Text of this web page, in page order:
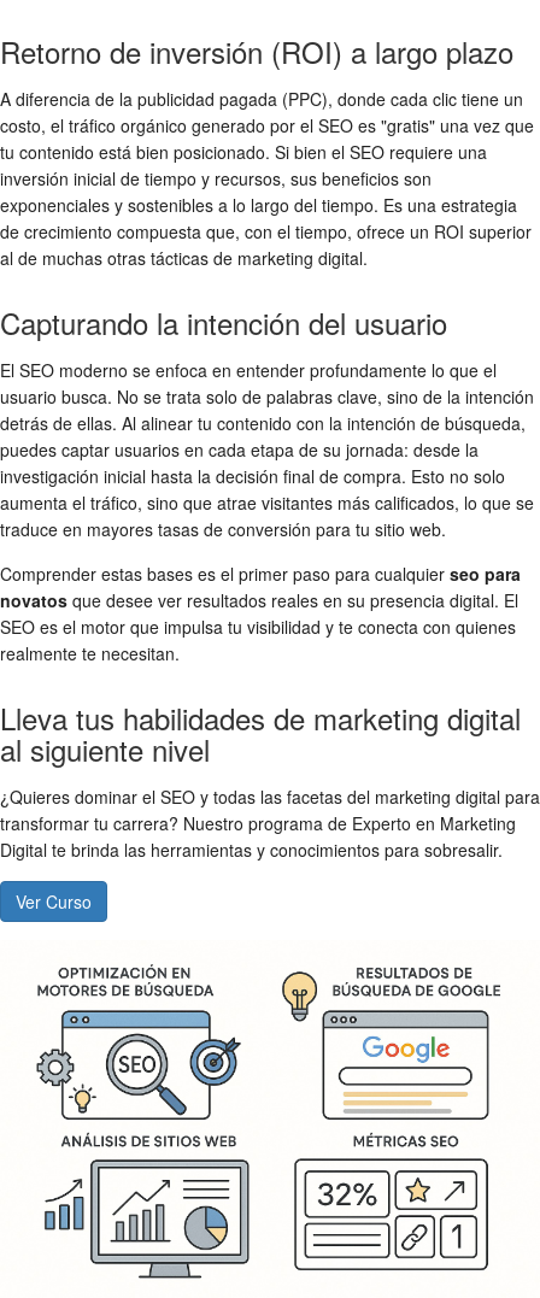
Retorno de inversión (ROI) a largo plazo
A diferencia de la publicidad pagada (PPC), donde cada clic tiene un
costo, el tráfico orgánico generado por el SEO es "gratis" una vez que
tu contenido está bien posicionado. Si bien el SEO requiere una
inversión inicial de tiempo y recursos, sus beneficios son
exponenciales y sostenibles a lo largo del tiempo. Es una estrategia
de crecimiento compuesta que, con el tiempo, ofrece un ROI superior
al de muchas otras tácticas de marketing digital.
Capturando la intención del usuario
El SEO moderno se enfoca en entender profundamente lo que el
usuario busca. No se trata solo de palabras clave, sino de la intención
detrás de ellas. Al alinear tu contenido con la intención de búsqueda,
puedes captar usuarios en cada etapa de su jornada: desde la
investigación inicial hasta la decisión final de compra. Esto no solo
aumenta el tráfico, sino que atrae visitantes más calificados, lo que se
traduce en mayores tasas de conversión para tu sitio web.
Comprender estas bases es el primer paso para cualquier seo para
novatos que desee ver resultados reales en su presencia digital. El
SEO es el motor que impulsa tu visibilidad y te conecta con quienes
realmente te necesitan.
Lleva tus habilidades de marketing digital
al siguiente nivel
¿Quieres dominar el SEO y todas las facetas del marketing digital para
transformar tu carrera? Nuestro programa de Experto en Marketing
Digital te brinda las herramientas y conocimientos para sobresalir.
Ver Curso